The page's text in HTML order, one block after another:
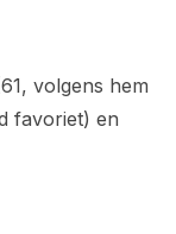
volgens hem
favoriet) en